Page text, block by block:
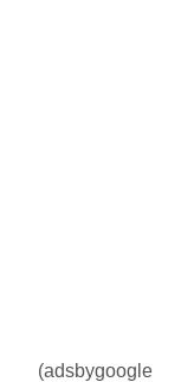
(adsbygoogle